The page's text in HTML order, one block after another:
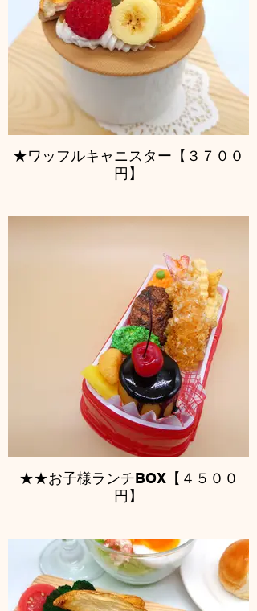
★ワッフルキャニスター【３７００
円】
★★お子様ランチBOX【４５００
円】